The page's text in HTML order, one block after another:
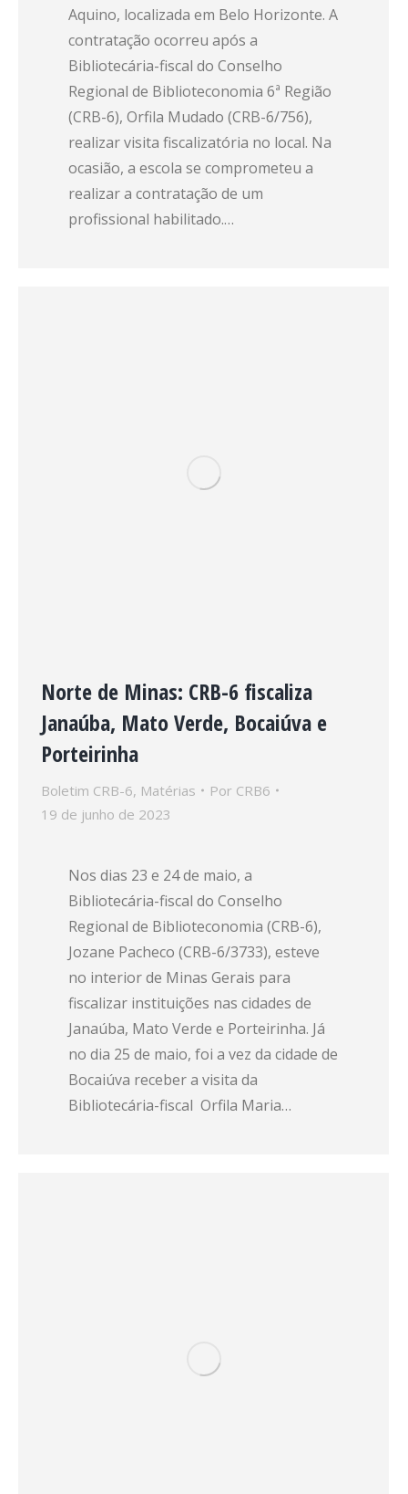
Aquino, localizada em Belo Horizonte. A
contratação ocorreu após a
Bibliotecária-fiscal do Conselho
Regional de Biblioteconomia 6ª Região
(CRB-6), Orfila Mudado (CRB-6/756),
realizar visita fiscalizatória no local. Na
ocasião, a escola se comprometeu a
realizar a contratação de um
profissional habilitado.…
Norte de Minas: CRB-6 fiscaliza
Janaúba, Mato Verde, Bocaiúva e
Porteirinha
Boletim CRB-6, Matérias Por CRB6
19 de junho de 2023
Nos dias 23 e 24 de maio, a
Bibliotecária-fiscal do Conselho
Regional de Biblioteconomia (CRB-6),
Jozane Pacheco (CRB-6/3733), esteve
no interior de Minas Gerais para
fiscalizar instituições nas cidades de
Janaúba, Mato Verde e Porteirinha. Já
no dia 25 de maio, foi a vez da cidade de
Bocaiúva receber a visita da
Bibliotecária-fiscal Orfila Maria…